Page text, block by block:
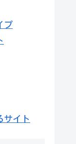
プ
サイト